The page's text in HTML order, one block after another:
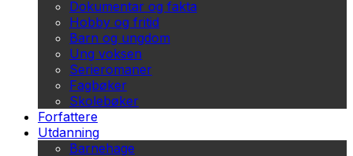
Dokumentar og fakta
Hobby og fritid
Barn og ungdom
Ung voksen
Serieromaner
Fagbøker
Skolebøker
Forfattere
Utdanning
Barnehage